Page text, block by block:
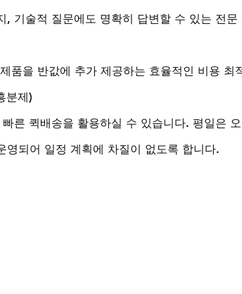
기술적 질문에도 명확히 답변할 수 있는 전문
품을 반값에 추가 제공하는 효율적인 비용 최
분제)
른 퀵배송을 활용하실 수 있습니다. 평일은
되어 일정 계획에 차질이 없도록 합니다.